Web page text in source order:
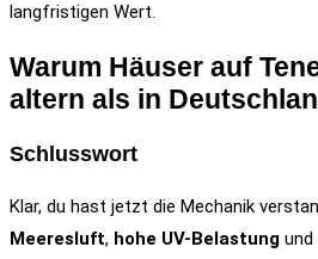
langfristigen Wert.
Warum Häuser auf
altern als in
Schlusswort
Klar, du hast jetzt die Mechanik
Meeresluft, hohe UV-Belastung und